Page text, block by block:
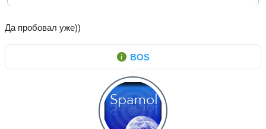
Да пробовал уже))
BOS